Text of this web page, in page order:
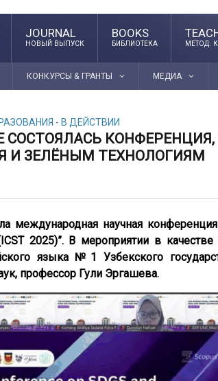
JOURNAL
НОВЫЙ ВЫПУСК
BOOKS
БИБЛИОТЕКА МЕТОД.
КОНКУРСЫ & ГРАНТЫ МЕДИА
- В ДЕЙСТВИИ
СОСТОЯЛАСЬ
И ЗЕЛЁНЫМ ТЕХНОЛОГИЯМ
международная научная
2025)”. В мероприятии в
языка №1 Узбекского
профессор Гули Эргашева.